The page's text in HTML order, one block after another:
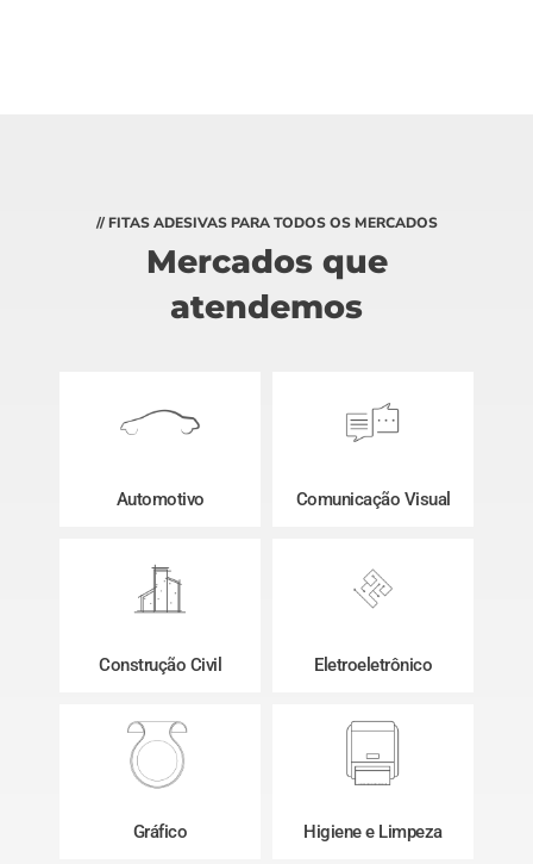
// FITAS ADESIVAS PARA TODOS OS MERCADOS
Mercados que
atendemos
Automotivo Comunicação Visual
Construção Civil Eletroeletrônico
Gráfico Higiene e Limpeza